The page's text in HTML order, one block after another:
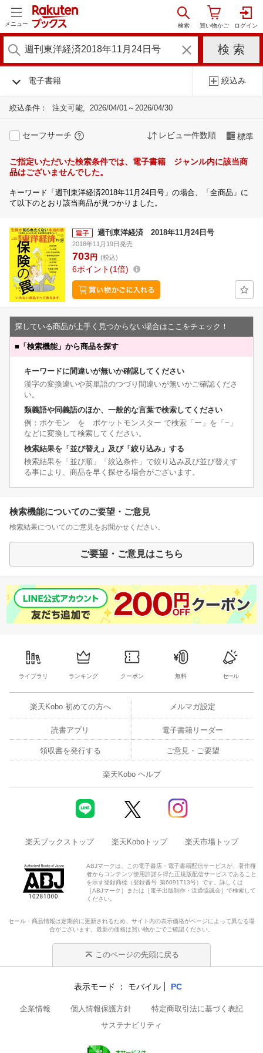
メニュー
電子書籍 絞込み
絞込条件： 注文可能 2026/04/01～2026/04/30
セーフサーチ レビュー件数順 標準
ご指定いただいた検索条件では、電子書籍 ジャンル内に該当商
品はございませんでした。
キーワード「週刊東洋経済2018年11月24日号」の場合、「全商品」に
て以下のとおり該当商品が見つかりました。
週刊東洋経済 2018年11月24日号
2018年11月19日発売
703円 (税込)
6ポイント 1倍
探している商品が上手く見つからない場合はここをチェック！
■ 「検索機能」から商品を探す
キーワードに間違いが無いか確認してください
漢字の変換違いや英単語のつづり間違いが無いかご確認くださ
い。
類義語や同義語のほか、一般的な言葉で検索してください
例：ポケモン を ポケットモンスター で検索「ー」を「−」
などに変換して検索してください。
検索結果を「並び替え」及び「絞り込み」する
検索結果を「並び順」「絞込条件」で絞り込み及び並び替えす
る事により、商品を早く探せる場合がございます。
検索機能についてのご要望・ご意見
検索結果についてのご意見をお聞かせください。
ご要望・ご意見はこちら
ライブラリ ランキング クーポン 無料 セール
楽天Kobo 初めての方へ メルマガ設定
読書アプリ 電子書籍リーダー
領収書を発行する ご意見・ご要望
楽天Kobo ヘルプ
楽天ブックストップ 楽天Koboトップ 楽天市場トップ
ABJマークは、この電子書店・電子書籍配信サービスが、著作権
者からコンテンツ使用許諾を得た正規版配信サービスであること
を示す登録商標（登録番号 第6091713号）です。詳しくは
［ABJマーク］または［電子出版制作・流通協議会］で検索して
ください。
セール・商品情報は定期的に更新されるため、サイト内の表示価格がページによって異なる場
合がございます。最新の価格は買い物かごでご確認ください。
このページの先頭に戻る
表示モード モバイル PC
企業情報 個人情報保護方針
特定商取引法に基づく表記
サステナビリティ